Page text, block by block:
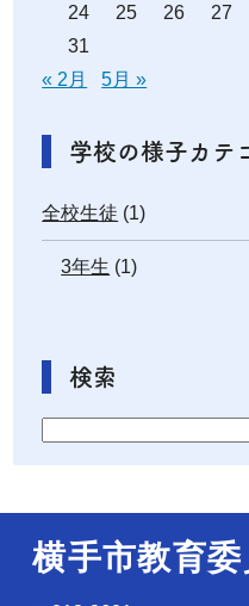
24
25 26 27
31
« 2月
5月 »
学校の様子カテ
全校生徒 (1)
3年生 (1)
検索
横手市教育